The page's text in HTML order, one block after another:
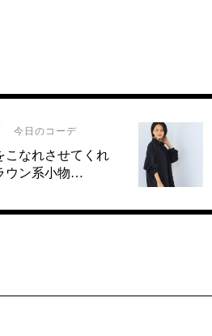
今日のコーデ
こなれさせてくれ
ウン系小物…